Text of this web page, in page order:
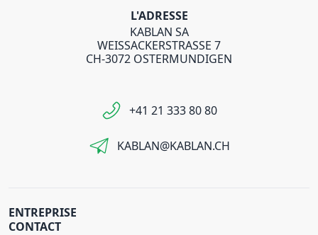
L'ADRESSE
KABLAN SA
WEISSACKERSTRASSE 7
CH-3072 OSTERMUNDIGEN
+41 21 333 80 80
KABLAN@KABLAN.CH
ENTREPRISE
CONTACT